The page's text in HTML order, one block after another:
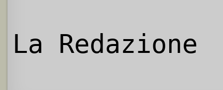
La Redazione